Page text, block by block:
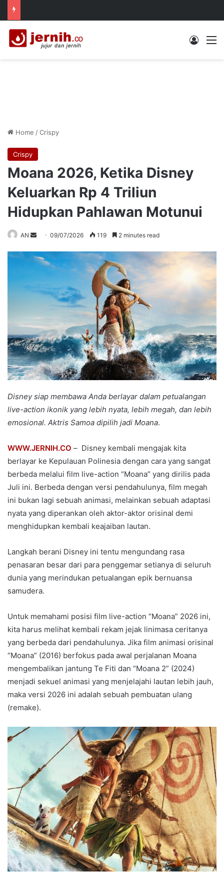
Log In
Home /Crispy
Crispy
Moana 2026, Ketika Disney
Keluarkan Rp 4 Triliun
Hidupkan Pahlawan Motunui
AN
Send
email
09/07/2026 119 2 minutes read
Disney siap membawa Anda berlayar dalam petualangan
live-action ikonik yang lebih nyata, lebih megah, dan lebih
emosional. Aktris Samoa dipilih jadi Moana.
WWW.JERNIH.CO – ​ Disney kembali mengajak kita
berlayar ke Kepulauan Polinesia dengan cara yang sangat
berbeda melalui film live-action “Moana” yang dirilis pada
Juli ini. Berbeda dengan versi pendahulunya, film megah
ini bukan lagi sebuah animasi, melainkan sebuah adaptasi
nyata yang diperankan oleh aktor-aktor orisinal demi
menghidupkan kembali keajaiban lautan.
Langkah berani Disney ini tentu mengundang rasa
penasaran besar dari para penggemar setianya di seluruh
dunia yang merindukan petualangan epik bernuansa
samudera.
Untuk memahami posisi film live-action “Moana” 2026 ini,
kita harus melihat kembali rekam jejak linimasa ceritanya
yang berbeda dari pendahulunya. Jika film animasi orisinal
“Moana” (2016) berfokus pada awal perjalanan Moana
mengembalikan jantung Te Fiti dan “Moana 2” (2024)
menjadi sekuel animasi yang menjelajahi lautan lebih jauh,
maka versi 2026 ini adalah sebuah pembuatan ulang
(remake).